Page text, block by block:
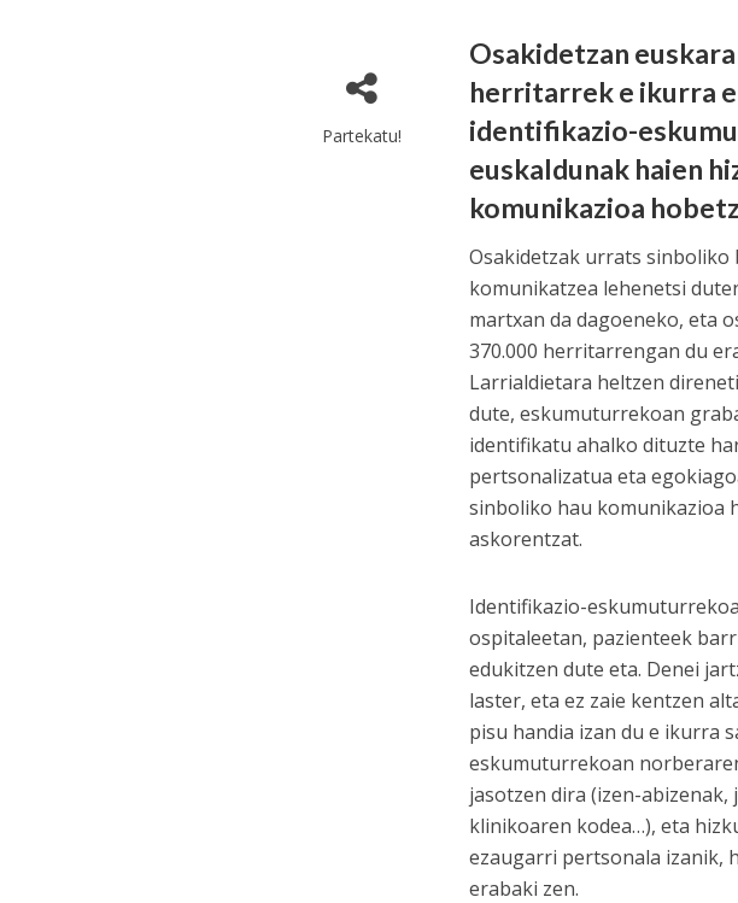
Partekatu!
Osakidetzan
herritarrek e ikurra
identifikazio-
euskaldunak haien
komunikazioa
Osakidetzak urrats sinboliko
komunikatzea lehenetsi
martxan da dagoeneko, eta
370.000 herritarrengan du
Larrialdietara heltzen
dute, eskumuturrekoan
identifikatu ahalko dituzte
pertsonalizatua eta
sinboliko hau komunikazioa
askorentzat.
Identifikazio-
ospitaleetan, pazienteek
edukitzen dute eta. Denei
laster, eta ez zaie kentzen
pisu handia izan du e ikurra
eskumuturrekoan
jasotzen dira (izen-
klinikoaren kodea…), eta
ezaugarri pertsonala izanik,
erabaki zen.